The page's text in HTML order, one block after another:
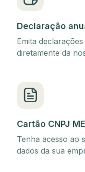
Declaração
Emita
diretamente da
Cartão CNPJ
Tenha acesso ao
dados da sua